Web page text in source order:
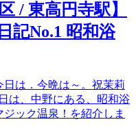
/ 東高円寺駅】
記No.1 昭和浴
日は．今晩は～。祝茉莉
は、中野にある、昭和浴
ジック温泉！を紹介しま